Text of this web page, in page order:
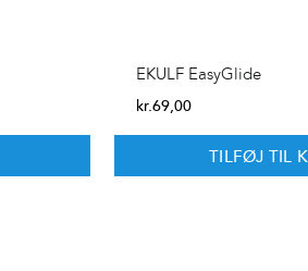
EKULF EasyGlide
kr.69,00
TILFØJ TIL